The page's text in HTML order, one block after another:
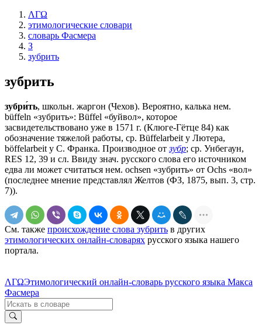
ΛΓΩ
этимологические словари
словарь Фасмера
З
зубрить
зубрить
зубри́ть, школьн. жаргон (Чехов). Вероятно, калька нем.
büffeln «зубрить»: Вüffеl «буйвол», которое
засвидетельствовано уже в 1571 г. (Клюге-Гётце 84) как
обозначение тяжелой работы, ср. Büffelarbeit у Лютера,
böffelarbeit у С. Франка. Производное отзубр; ср. Унбегаун,
RЕS 12, 39 и сл. Ввиду знач. русского слова его источником
едва ли может считаться нем. осhsеn «зубрить» от Осhs «вол»
(последнее мнение представлял Желтов (ФЗ, 1875, вып. 3, стр.
7)).
См. также происхождение слова зубрить в других
этимологических онлайн-словарях русского языка нашего
портала.
ΛΓΩЭтимологический онлайн-словарь русского языка Макса
Фасмера